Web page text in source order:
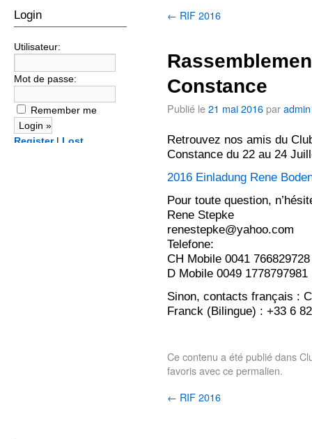
Login
Utilisateur:
Mot de passe:
Remember me
Register| Lost
← RIF 2016
Constance
Publié le21 mai 2016paradmin
Retrouvez nos amis du
Constance du 22 au 24
2016 Einladung Rene
Pour toute question,
Rene Stepke
renestepke@yahoo.com
Telefone:
CH Mobile 0041 766829728
D Mobile 0049 1778797981
Sinon, contacts français :
Franck (Bilingue) : +33 6
Ce contenu a été publié dans
favoris avecce permalien.
← RIF 2016